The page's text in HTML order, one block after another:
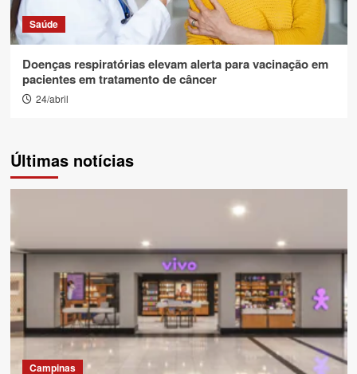
Saúde
Doenças respiratórias elevam alerta para vacinação em
pacientes em tratamento de câncer
24/abril
Últimas notícias
Campinas